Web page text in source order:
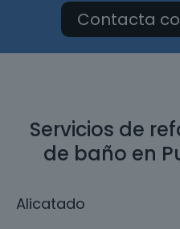
Contacta
Servicios de
de baño en
Alicatado